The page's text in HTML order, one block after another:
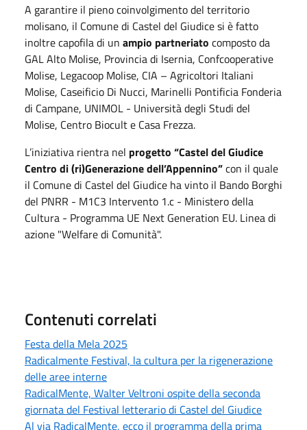
A garantire il pieno coinvolgimento del territorio
molisano, il Comune di Castel del Giudice si è fatto
inoltre capofila di un ampio partneriato composto da
GAL Alto Molise, Provincia di Isernia, Confcooperative
Molise, Legacoop Molise, CIA – Agricoltori Italiani
Molise, Caseificio Di Nucci, Marinelli Pontificia Fonderia
di Campane, UNIMOL - Università degli Studi del
Molise, Centro Biocult e Casa Frezza.
L’iniziativa rientra nel progetto “Castel del Giudice
Centro di (ri)Generazione dell’Appennino”con il quale
il Comune di Castel del Giudice ha vinto il Bando Borghi
del PNRR - M1C3 Intervento 1.c - Ministero della
Cultura - Programma UE Next Generation EU. Linea di
azione "Welfare di Comunità".
Contenuti correlati
Festa della Mela 2025
Radicalmente Festival, la cultura per la rigenerazione
delle aree interne
RadicalMente, Walter Veltroni ospite della seconda
giornata del Festival letterario di Castel del Giudice
Al via RadicalMente, ecco il programma della prima